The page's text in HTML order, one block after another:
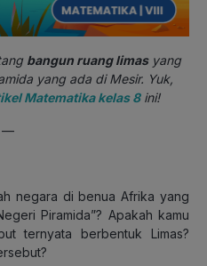
bangun ruang limasyang
yang ada di Mesir. Yuk,
Matematika kelas 8ini!
—
negara di benua Afrika yang
Piramida”? Apakah kamu
ternyata berbentuk Limas?